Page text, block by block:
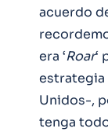
acuerdo
era ‘Roar‘
estrategia
Unidos-,
tenga